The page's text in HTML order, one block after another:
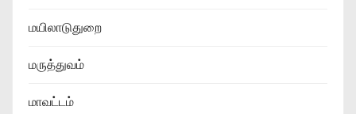
மயிலாடுதுறை
மருத்துவம்
மாவட்டம்